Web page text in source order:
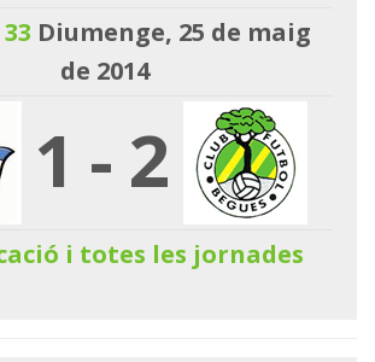
Diumenge, 25 de maig
de 2014
1 - 2
i totes les jornades